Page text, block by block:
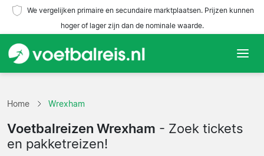
We vergelijken primaire en secundaire marktplaatsen. Prijzen kunnen
hoger of lager zijn dan de nominale waarde.
Teams
Competities
Home Wrexham
Voetbalreizen Wrexham - Zoek tickets
en pakketreizen!